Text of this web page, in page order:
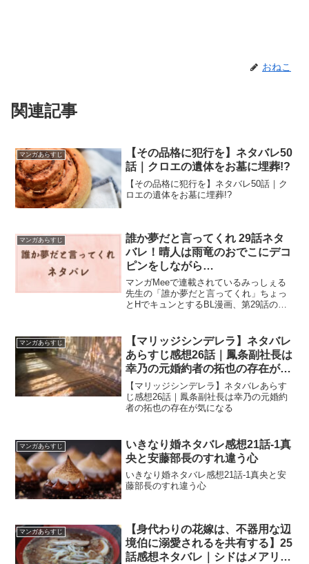
おねこ
関連記事
マンガあらすじ
【その品格に犯行を】ネタバレ50
話｜クロエの遺体をお墓に埋葬!?
【その品格に犯行を】ネタバレ50話｜ク
ロエの遺体をお墓に埋葬!?
マンガあらすじ
誰か夢だと言ってくれ 29話ネタ
バレ！晴人は雨竜のおでこにデコ
ピンをしながら…
マンガMeeで連載されているみっしぇる
先生の「誰か夢だと言ってくれ」ちょっ
とHでキュンとするBL漫画、第29話のネ
一緒に寝たいといったので、二人はシン
グルベッドで一緒に寝ることに...
マンガあらすじ
【マリッジシンデレラ】ネタバレ
あらすじ感想26話｜鳳条副社長は
幸乃の元婚約者の拓也の存在が気
になる
【マリッジシンデレラ】ネタバレあらす
じ感想26話｜鳳条副社長は幸乃の元婚約
者の拓也の存在が気になる
マンガあらすじ
いきなり婚ネタバレ感想21話-1真
央と安藤部長のすれ違う心
いきなり婚ネタバレ感想21話-1真央と安
藤部長のすれ違う心
マンガあらすじ
【身代わりの花嫁は、不器用な辺
境伯に溺愛されるを共有する】25
話感想ネタバレ｜シドはメアリー